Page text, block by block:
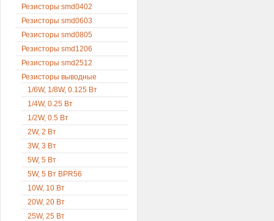
Резисторы smd0402
Резисторы smd0603
Резисторы smd0805
Резисторы smd1206
Резисторы smd2512
Резисторы выводные
1/6W, 1/8W, 0.125 Вт
1/4W, 0.25 Вт
1/2W, 0.5 Вт
2W, 2 Вт
3W, 3 Вт
5W, 5 Вт
5W, 5 Вт BPR56
10W, 10 Вт
20W, 20 Вт
25W, 25 Вт